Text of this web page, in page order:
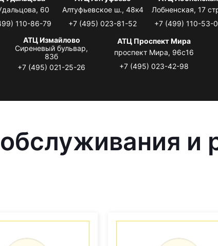
60
110-86-79
Алтуфьевское ш., 48к4
+7 (495) 023-81-52
Лобненская, 17
+7 (499) 110-53-
АТЦ Измайлово
Сиреневый бульвар,
83б
+7 (495) 021-25-26
АТЦ Проспект Мира
проспект Мира, 96с16
+7 (495) 023-42-98
и